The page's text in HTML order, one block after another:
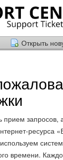
Открыть
прием запросов,
ресурса
времени.